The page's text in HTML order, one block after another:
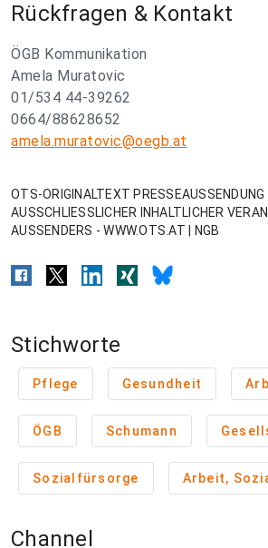
Rückfragen & Kontakt
ÖGB Kommunikation
Amela Muratovic
01/534 44-39262
0664/88628652
amela.muratovic@oegb.at
OTS-ORIGINALTEXT PRESSEAUSSENDUNG
AUSSCHLIESSLICHER INHALTLICHER
AUSSENDERS - WWW.OTS.AT | NGB
Stichworte
Pflege Gesundheit
ÖGB Schumann
Sozialfürsorge Arbeit,
Channel